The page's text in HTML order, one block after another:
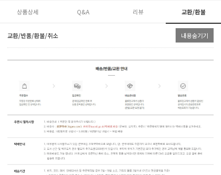
상품상세 Q&A 리뷰 교환/환불
교환/반품/환불/취소 내용숨기기